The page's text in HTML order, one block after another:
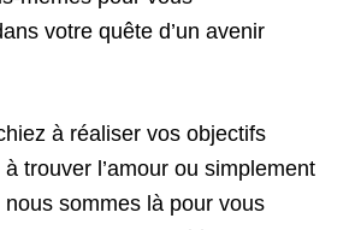
votre quête d’un avenir
à réaliser vos objectifs
trouver l’amour ou simplement
sommes là pour vous